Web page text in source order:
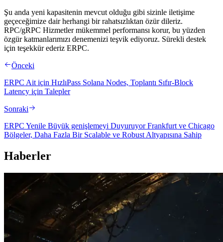
Şu anda yeni kapasitenin mevcut olduğu gibi sizinle iletişime
geçeceğimize dair herhangi bir rahatsızlıktan özür dileriz.
RPC/gRPC Hizmetler mükemmel performansı korur, bu yüzden
özgür katmanlarımızı denemenizi teşvik ediyoruz. Sürekli destek
için teşekkür ederiz ERPC.
Önceki
ERPC Ait için HızlıPass Solana Nodes, Toplantı Sıfır-Block
Latency için Talepler
Sonraki
ERPC Yenile Büyük genişlemeyi Duyuruyor Frankfurt ve Chicago
Bölgeler, Daha Fazla Bir Scalable ve Robust Altyapısına Sahip
Haberler